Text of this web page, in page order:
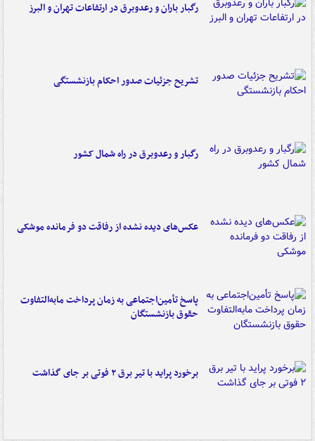
رگبار باران و رعدوبرق در ارتفاعات تهران و البرز
تشریح جزئیات صدور احکام بازنشستگی
رگبار و رعدوبرق در راه شمال کشور
عکس‌های دیده نشده از رفاقت دو فرمانده‌ موشکی
پاسخ تأمین‌اجتماعی به زمان پرداخت مابه‌التفاوت
حقوق بازنشستگان
برخورد پراید با تیر برق ۲ فوتی بر جای گذاشت